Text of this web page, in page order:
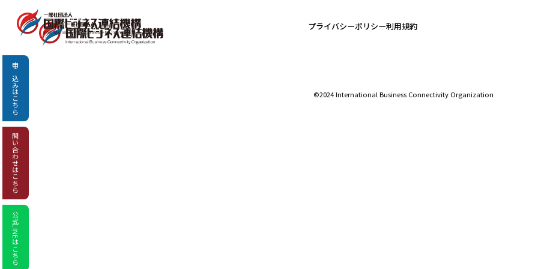
申し込み
はこちら
問い合わせ
はこちら
公式LINEはこちら
プライバシーポリシー利用規約
©️2024 International Business Connectivity Organization